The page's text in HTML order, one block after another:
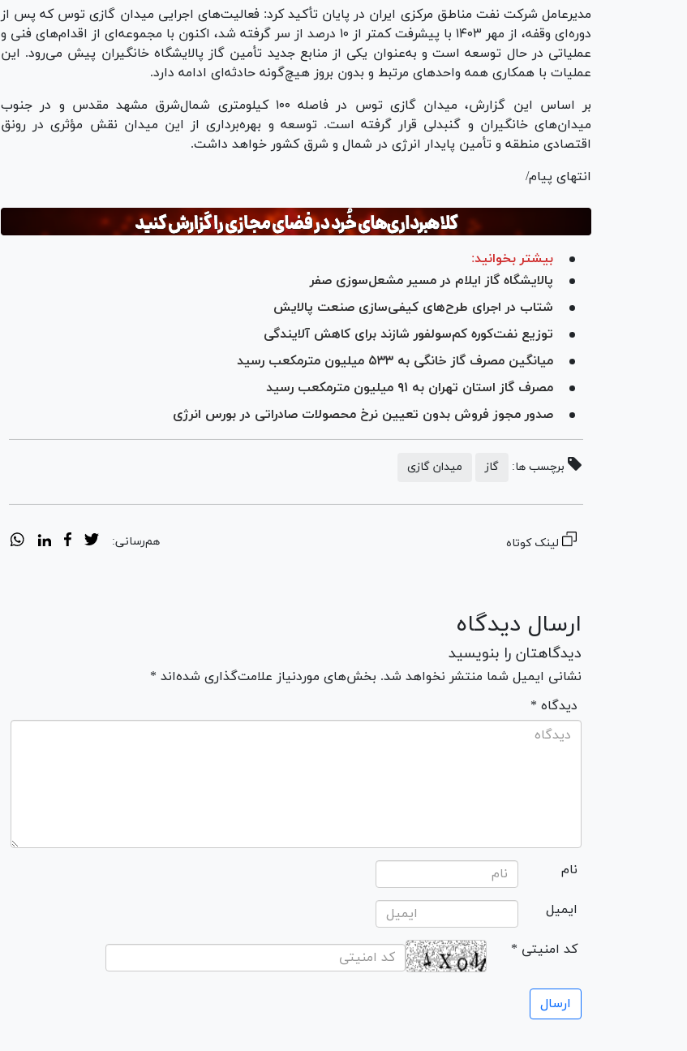
مدیرعامل شرکت نفت مناطق مرکزی ایران در پایان تأکید کرد: فعالیت‌های اجرایی میدان گازی توس که پس از
دوره‌ای وقفه، از مهر ۱۴۰۳ با پیشرفت کمتر از ۱۰ درصد از سر گرفته شد، اکنون با مجموعه‌ای از اقدام‌های فنی و
عملیاتی در حال توسعه است و به‌عنوان یکی از منابع جدید تأمین گاز پالایشگاه خانگیران پیش می‌رود. این
عملیات با همکاری همه واحد‌های مرتبط و بدون بروز هیچ‌گونه حادثه‌ای ادامه دارد.
بر اساس این گزارش، میدان گازی توس در فاصله ۱۰۰ کیلومتری شمال‌شرق مشهد مقدس و در جنوب
میدان‌های خانگیران و گنبدلی قرار گرفته است. توسعه و بهره‌برداری از این میدان نقش مؤثری در رونق
اقتصادی منطقه و تأمین پایدار انرژی در شمال و شرق کشور خواهد داشت.
انتهای پیام/
بیشتر بخوانید:
پالایشگاه گاز ایلام در مسیر مشعل‌سوزی صفر
شتاب در اجرای طرح‌های کیفی‌سازی صنعت پالایش
توزیع نفت‌کوره کم‌سولفور شازند برای کاهش آلایندگی
میانگین مصرف گاز خانگی به ۵۳۳ میلیون مترمکعب رسید
مصرف گاز استان تهران به ۹۱ میلیون مترمکعب رسید
صدور مجوز فروش بدون تعیین نرخ محصولات صادراتی در بورس انرژی
برچسب ها: گاز میدان گازی
لینک کوتاه هم‌رسانی:
ارسال دیدگاه
دیدگاهتان را بنویسید
نشانی ایمیل شما منتشر نخواهد شد. بخش‌های موردنیاز علامت‌گذاری شده‌اند *
* دیدگاه
نام
ایمیل
* کد امنیتی